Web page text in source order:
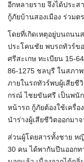
อีกหลายราย จึงได้ประ
กู้ภัยบ้านสองเมือง ร่วมต
โดยที่เกิดเหตุอยู่บนถนน
ประโคนชัย พบรถทัวร์ข
ศรีสะเกษ ทะเบียน 15-
86-1275 ชลบุรี ในสภา
ภายในรถทัวร์พบผู้เสียชี
กรณ์ ไชยขันศรี เป็นพนั
หน้ารถ กู้ภัยต้องใช้เครื่อ
นำร่างผู้เสียชีวิตออกมา
ส่วนผู้โดยสารทั้งชาย ห
30 คน ได้พากันปีนออก